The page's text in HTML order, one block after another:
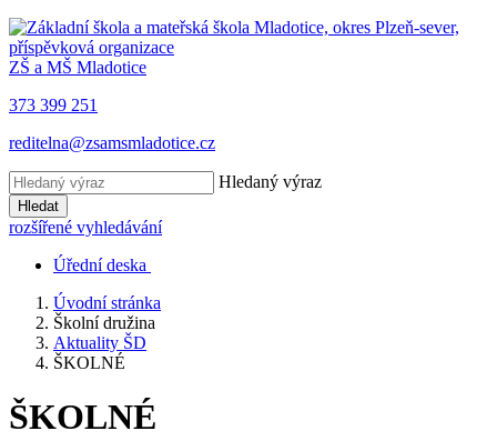
ZŠ a MŠ Mladotice
373 399 251
reditelna@zsamsmladotice.cz
Hledaný výraz
Hledat
rozšířené vyhledávání
Úřední deska
Úvodní stránka
Školní družina
Aktuality ŠD
ŠKOLNÉ
ŠKOLNÉ